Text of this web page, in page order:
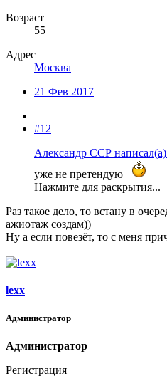
Возраст
55
Адрес
Москва
21 Фев 2017
#12
Александр ССР
уже не претендую
Нажмите для раскрытия...
Раз такое дело, то встану в
ажиотаж создам))
Ну а если повезёт, то с меня
lexx
Администратор
Администратор
Регистрация